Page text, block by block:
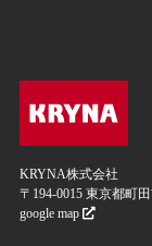
KRYNA株式会社
〒194-0015 東京都町
google map